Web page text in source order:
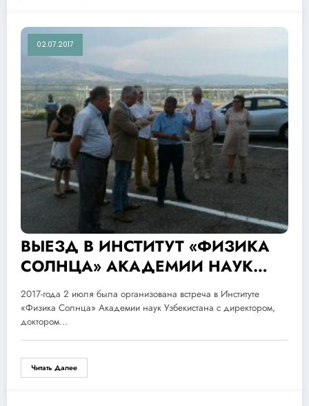
МЖОФ «SHARQ AYOLI»
02.07.2017
ВЫЕЗД В ИНСТИТУТ «ФИЗИКА
СОЛНЦА» АКАДЕМИИ НАУК
УЗБЕКИСТАНА.
2017-года 2 июля была организована встреча в Институте
«Физика Солнца» Академии наук Узбекистана с директором,
доктором…
Читать Далее